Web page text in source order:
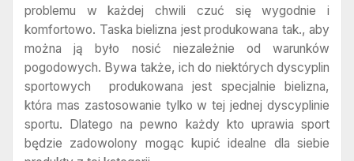
problemu w każdej chwili czuć się wygodnie i
komfortowo. Taska bielizna jest produkowana tak., aby
można ją było nosić niezależnie od warunków
pogodowych. Bywa także, ich do niektórych dyscyplin
sportowych produkowana jest specjalnie bielizna,
która mas zastosowanie tylko w tej jednej dyscyplinie
sportu. Dlatego na pewno każdy kto uprawia sport
będzie zadowolony mogąc kupić idealne dla siebie